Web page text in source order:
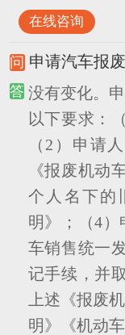
在线咨询
申请汽车报
没有变化。
以下要求：
（2）申请
《报废机动
个人名下的
明》；（4
车销售统一
记手续，并
上述《报废
明》《机动